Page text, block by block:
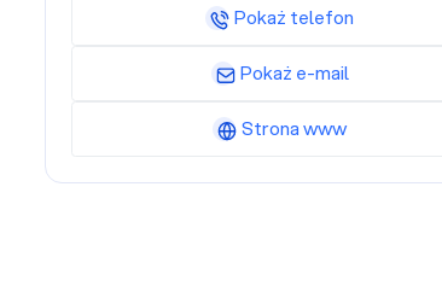
Pokaż telefon
Pokaż e-mail
Strona www